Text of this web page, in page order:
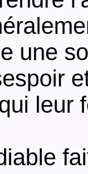
une
leur